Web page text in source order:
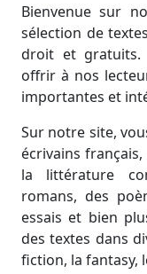
Bienvenue sur
sélection de
droit et gratuits.
offrir à nos
importantes et
Sur notre site,
écrivains
la littérature
romans, des
essais et bien
des textes dans
fiction, la fantasy,